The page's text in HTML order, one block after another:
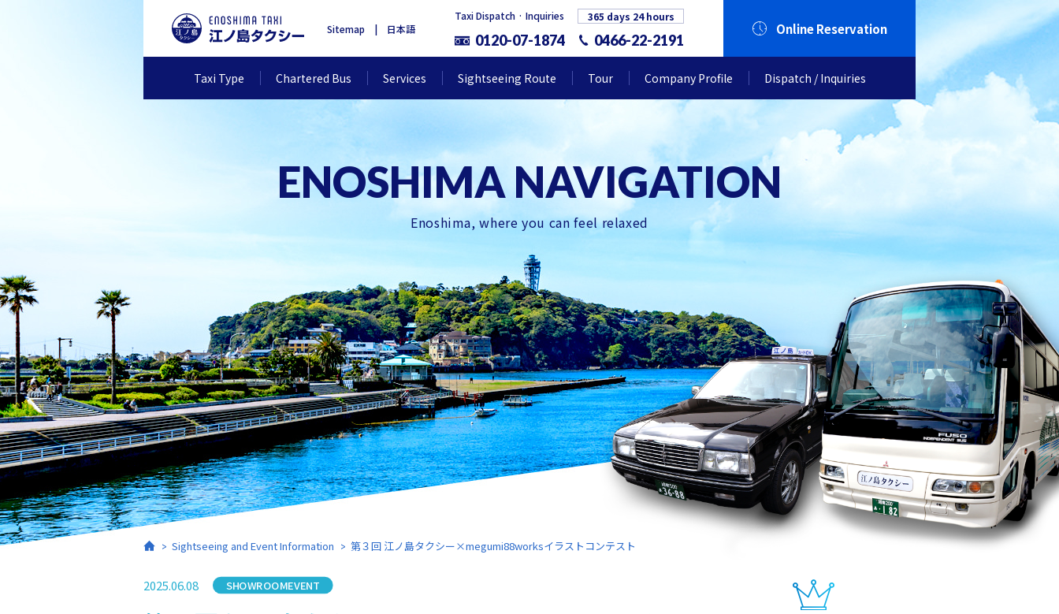
Sitemap 日本語
365 days 24 hours
Taxi Dispatch · Inquiries
0120-07-1874 0466-22-2191
Online Reservation
Taxi Type Chartered Bus Services Sightseeing Route Tour Company Profile Dispatch / Inquiries
Enoshima, where you can feel relaxed
HomeSightseeing and Event Information 第３回 江ノ島タクシー×megumi88worksイラストコンテスト
2025.06.08 Category
SHOWROOMEVENT